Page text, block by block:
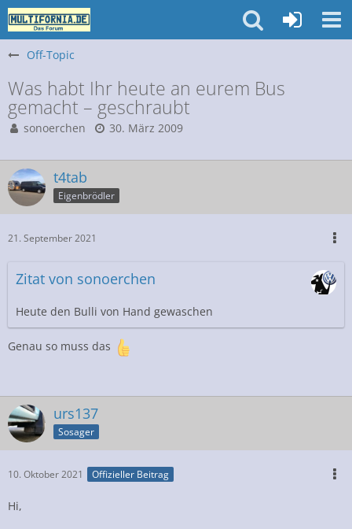
Off-Topic
Was habt Ihr heute an eurem Bus
gemacht – geschraubt
sonoerchen 30. März 2009
t4tab
Eigenbrödler
21. September 2021
Zitat von sonoerchen
Heute den Bulli von Hand gewaschen
Genau so muss das
urs137
Sosager
10. Oktober 2021 Offizieller Beitrag
Hi,